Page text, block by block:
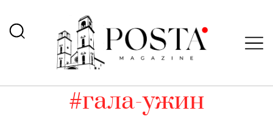
#гала-ужин